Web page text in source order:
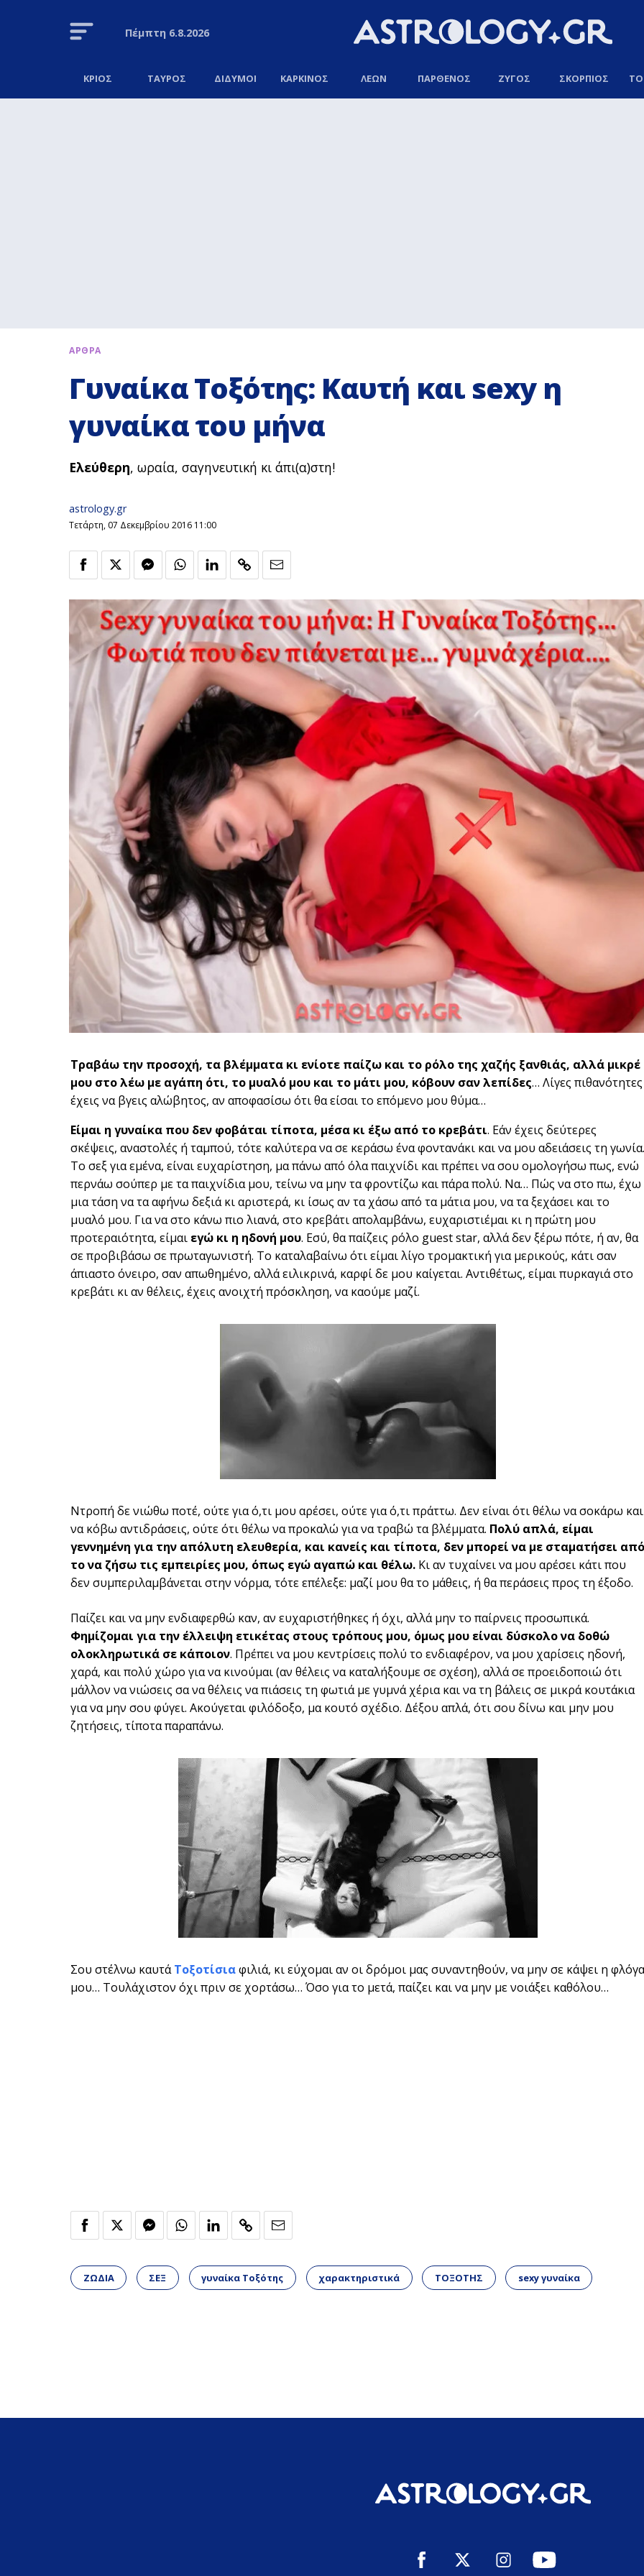
Πέμπτη6.8.2026
ΚΡΙΟΣ ΤΑΥΡΟΣ ΔΙΔΥΜΟΙ ΚΑΡΚΙΝΟΣ ΛΕΩΝ ΠΑΡΘΕΝΟΣ ΖΥΓΟΣ ΣΚΟΡΠΙΟΣ
ΑΡΘΡΑ
Γυναίκα Τοξότης: Καυτή και sexy η
γυναίκα του μήνα
Ελεύθερη, ωραία, σαγηνευτική κι άπι(α)στη!
astrology.gr
Τετάρτη, 07 Δεκεμβρίου 2016 11:00
Τραβάω την προσοχή, τα βλέμματα κι ενίοτε παίζω και το ρόλο της χαζής ξανθιάς, αλλά μικρέ
μου στο λέω με αγάπη ότι, το μυαλό μου και το μάτι μου, κόβουν σαν λεπίδες… Λίγες πιθανότητες
έχεις να βγεις αλώβητος, αν αποφασίσω ότι θα είσαι το επόμενο μου θύμα…
Είμαι η γυναίκα που δεν φοβάται τίποτα, μέσα κι έξω από το κρεβάτι. Εάν έχεις δεύτερες
σκέψεις, αναστολές ή ταμπού, τότε καλύτερα να σε κεράσω ένα φοντανάκι και να μου αδειάσεις τη γωνία.
Το σεξ για εμένα, είναι ευχαρίστηση, μα πάνω από όλα παιχνίδι και πρέπει να σου ομολογήσω πως, ενώ
περνάω σούπερ με τα παιχνίδια μου, τείνω να μην τα φροντίζω και πάρα πολύ. Να… Πώς να στο πω, έχω
μια τάση να τα αφήνω δεξιά κι αριστερά, κι ίσως αν τα χάσω από τα μάτια μου, να τα ξεχάσει και το
μυαλό μου. Για να στο κάνω πιο λιανά, στο κρεβάτι απολαμβάνω, ευχαριστιέμαι κι η πρώτη μου
προτεραιότητα, είμαι εγώ κι η ηδονή μου. Εσύ, θα παίζεις ρόλο guest star, αλλά δεν ξέρω πότε, ή αν, θα
σε προβιβάσω σε πρωταγωνιστή. Το καταλαβαίνω ότι είμαι λίγο τρομακτική για μερικούς, κάτι σαν
άπιαστο όνειρο, σαν απωθημένο, αλλά ειλικρινά, καρφί δε μου καίγεται. Αντιθέτως, είμαι πυρκαγιά στο
κρεβάτι κι αν θέλεις, έχεις ανοιχτή πρόσκληση, να καούμε μαζί.
Ντροπή δε νιώθω ποτέ, ούτε για ό,τι μου αρέσει, ούτε για ό,τι πράττω. Δεν είναι ότι θέλω να σοκάρω και
να κόβω αντιδράσεις, ούτε ότι θέλω να προκαλώ για να τραβώ τα βλέμματα. Πολύ απλά, είμαι
γεννημένη για την απόλυτη ελευθερία, και κανείς και τίποτα, δεν μπορεί να με σταματήσει από
το να ζήσω τις εμπειρίες μου, όπως εγώ αγαπώ και θέλω. Κι αν τυχαίνει να μου αρέσει κάτι που
δεν συμπεριλαμβάνεται στην νόρμα, τότε επέλεξε: μαζί μου θα το μάθεις, ή θα περάσεις προς τη έξοδο.
Παίζει και να μην ενδιαφερθώ καν, αν ευχαριστήθηκες ή όχι, αλλά μην το παίρνεις προσωπικά.
Φημίζομαι για την έλλειψη ετικέτας στους τρόπους μου, όμως μου είναι δύσκολο να δοθώ
ολοκληρωτικά σε κάποιον. Πρέπει να μου κεντρίσεις πολύ το ενδιαφέρον, να μου χαρίσεις ηδονή,
χαρά, και πολύ χώρο για να κινούμαι (αν θέλεις να καταλήξουμε σε σχέση), αλλά σε προειδοποιώ ότι
μάλλον να νιώσεις σα να θέλεις να πιάσεις τη φωτιά με γυμνά χέρια και να τη βάλεις σε μικρά κουτάκια
για να μην σου φύγει. Ακούγεται φιλόδοξο, μα κουτό σχέδιο. Δέξου απλά, ότι σου δίνω και μην μου
ζητήσεις, τίποτα παραπάνω.
Σου στέλνω καυτάΤοξοτίσιαφιλιά, κι εύχομαι αν οι δρόμοι μας συναντηθούν, να μην σε κάψει η φλόγα
μου… Τουλάχιστον όχι πριν σε χορτάσω… Όσο για το μετά, παίζει και να μην με νοιάξει καθόλου…
ΖΩΔΙΑ ΣΕΞ γυναίκα Τοξότης χαρακτηριστικά ΤΟΞΟΤΗΣ sexy γυναίκα